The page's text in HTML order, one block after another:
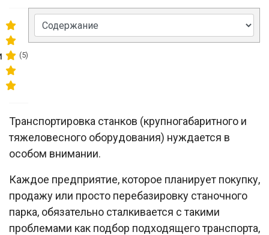
(5)
Транспортировка станков (крупногабаритного и
тяжеловесного оборудования) нуждается в
особом внимании.
Каждое предприятие, которое планирует покупку,
продажу или просто перебазировку станочного
парка, обязательно сталкивается с такими
проблемами как подбор подходящего транспорта,